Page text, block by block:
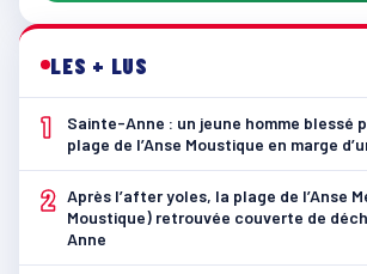
LES + LUS
1
Sainte-Anne : un jeune homme blessé
plage de l’Anse Moustique en marge
2 Après l’after yoles, la plage de l’Anse
Moustique) retrouvée couverte de
Anne